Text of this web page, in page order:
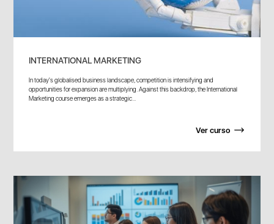
INTERNATIONAL MARKETING
In today's globalised business landscape, competition is intensifying and
opportunities for expansion are multiplying. Against this backdrop, the International
Marketing course emerges as a strategic...
Ver curso